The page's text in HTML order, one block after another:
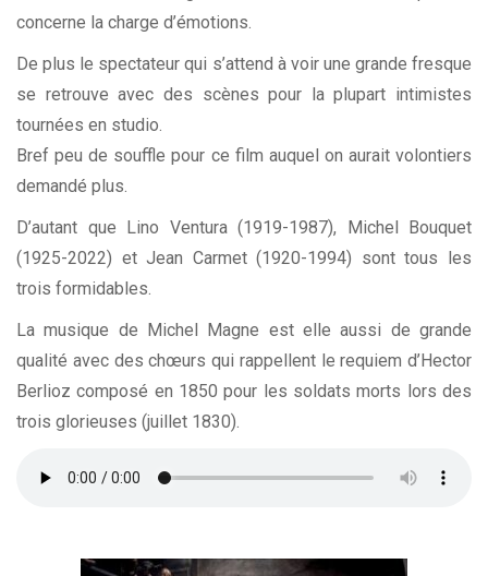
concerne la charge d’émotions.
De plus le spectateur qui s’attend à voir une grande fresque
se retrouve avec des scènes pour la plupart intimistes
tournées en studio.
Bref peu de souffle pour ce film auquel on aurait volontiers
demandé plus.
D’autant que
Lino Ventura(1919-1987), Michel Bouquet
(1925-2022) et Jean Carmet (1920-1994) sont tous les
trois formidables.
La musique de Michel Magne est elle aussi de grande
qualité avec des chœurs qui rappellent le requiem d’Hector
Berlioz composé en 1850 pour les soldats morts lors des
trois glorieuses (juillet 1830).